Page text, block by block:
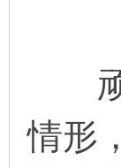
顽
情形